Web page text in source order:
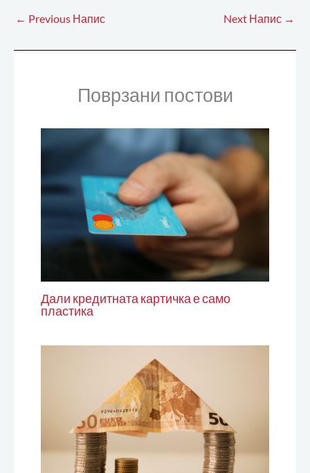
← Previous Напис Next Напис →
Поврзани постови
Дали кредитната картичка е само
пластика